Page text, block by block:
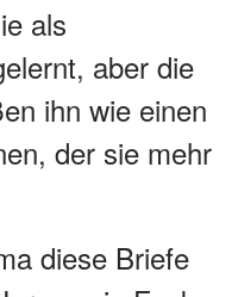
als
aber die
ihn wie einen
der sie mehr
diese Briefe